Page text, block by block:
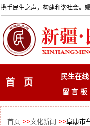
携手民生之声，构建和谐社会。
首 页
民生在线
留 言 板
首页 >>文化新闻 >>阜康市